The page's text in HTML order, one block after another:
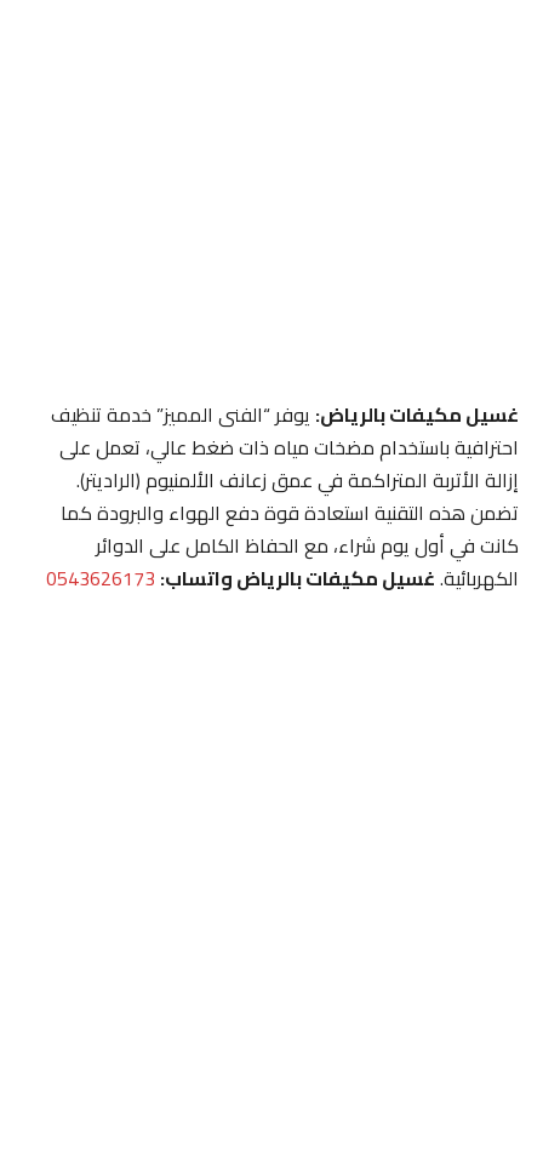
غسيل مكيفات بالرياض:يوفر “الفنى المميز” خدمة تنظيف
احترافية باستخدام مضخات مياه ذات ضغط عالي، تعمل على
إزالة الأتربة المتراكمة في عمق زعانف الألمنيوم (الراديتر).
تضمن هذه التقنية استعادة قوة دفع الهواء والبرودة كما
كانت في أول يوم شراء، مع الحفاظ الكامل على الدوائر
الكهربائية.غسيل مكيفات بالرياض واتساب:0543626173